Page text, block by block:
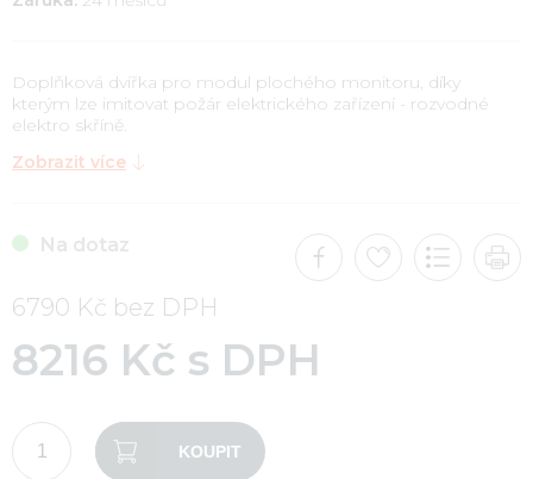
Doplňková dvířka pro modul plochého monitoru, díky
kterým lze imitovat požár elektrického zařízení - rozvodné
elektro skříně.
Zobrazit více
Na dotaz
6790 Kč bez DPH
8216 Kč s DPH
KOUPIT